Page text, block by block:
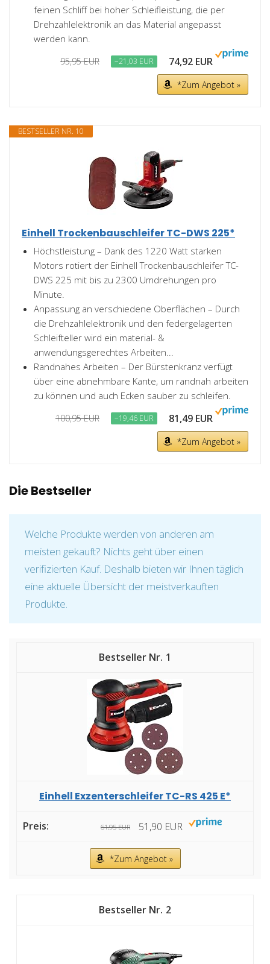
feinen Schliff bei hoher Schleifleistung, die per
Drehzahlelektronik an das Material angepasst
werden kann.
95,95 EUR −21,03 EUR 74,92 EUR
*Zum Angebot »
BESTSELLER NR. 10
Einhell Trockenbauschleifer TC-DWS 225*
Höchstleistung – Dank des 1220 Watt starken
Motors rotiert der Einhell Trockenbauschleifer TC-
DWS 225 mit bis zu 2300 Umdrehungen pro
Minute.
Anpassung an verschiedene Oberflächen – Durch
die Drehzahlelektronik und den federgelagerten
Schleifteller wird ein material- &
anwendungsgerechtes Arbeiten...
Randnahes Arbeiten – Der Bürstenkranz verfügt
über eine abnehmbare Kante, um randnah arbeiten
zu können und auch Ecken sauber zu schleifen.
100,95 EUR −19,46 EUR 81,49 EUR
*Zum Angebot »
Die Bestseller
Welche Produkte werden von anderen am
meisten gekauft? Nichts geht über einen
verifizierten Kauf. Deshalb bieten wir Ihnen täglich
eine aktuelle Übersicht der meistverkauften
Produkte.
1
Einhell Exzenterschleifer TC-RS 425 E*
61,95 EUR 51,90 EUR
*Zum Angebot »
2